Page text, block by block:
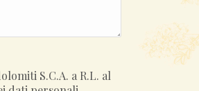
S.C.A. a R.L. al